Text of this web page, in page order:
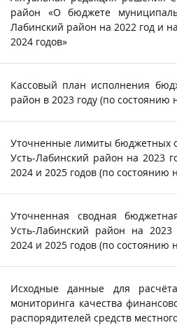
район «О бюджете
Лабинский район на 2022 год и
2024 годов»
Кассовый план исполнения
район в 2023 году (по состоянию
Уточненные лимиты бюджетных
Усть-Лабинский район на 2023
2024 и 2025 годов (по состоянию
Уточненная сводная
Усть-Лабинский район на
2024 и 2025 годов (по состоянию
Исходные данные для
мониторинга качества
распорядителей средств